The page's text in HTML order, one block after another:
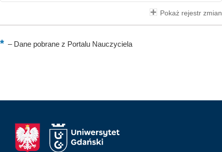
Pokaż rejestr zmian
–Dane pobrane z Portalu Nauczyciela